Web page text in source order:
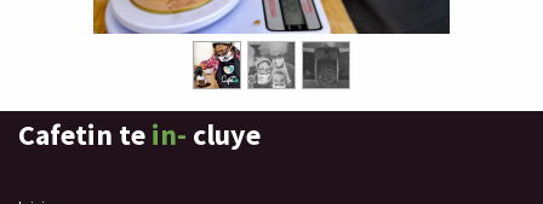
Cafetin tein- cluye